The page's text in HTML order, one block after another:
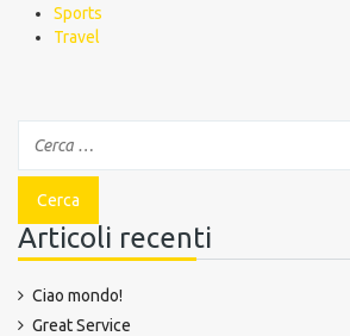
Sports
Travel
Articoli recenti
Ciao mondo!
Great Service